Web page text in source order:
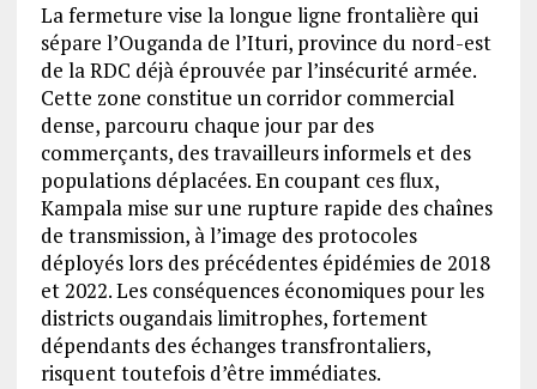
La fermeture vise la longue ligne frontalière qui
sépare l’Ouganda de l’Ituri, province du nord-est
de la RDC déjà éprouvée par l’insécurité armée.
Cette zone constitue un corridor commercial
dense, parcouru chaque jour par des
commerçants, des travailleurs informels et des
populations déplacées. En coupant ces flux,
Kampala mise sur une rupture rapide des chaînes
de transmission, à l’image des protocoles
déployés lors des précédentes épidémies de 2018
et 2022. Les conséquences économiques pour les
districts ougandais limitrophes, fortement
dépendants des échanges transfrontaliers,
risquent toutefois d’être immédiates.